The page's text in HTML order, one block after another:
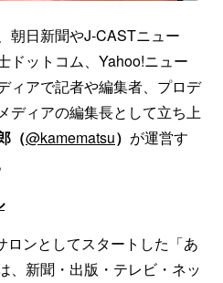
朝日新聞やJ-CASTニュー
ドットコム、Yahoo!ニュー
ィアで記者や編集者、プロデ
ディアの編集長として立ち上
（@kamematsu） が運営す
ンとしてスタートした「あ
、新聞・出版・テレビ・ネッ